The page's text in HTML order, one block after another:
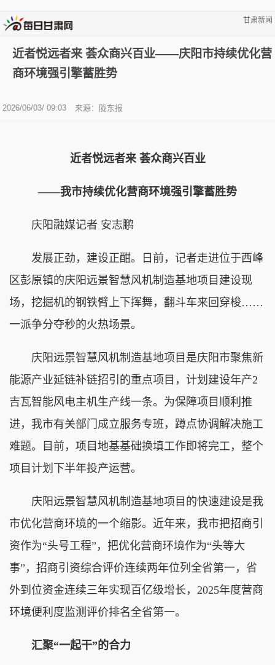
甘肃新闻
近者悦远者来 荟众商兴百业——庆阳市持续优化营
商环境强引擎蓄胜势
2026/06/03/ 09:03 来源：陇东报
近者悦远者来 荟众商兴百业
——我市持续优化营商环境强引擎蓄胜势
庆阳融媒记者 安志鹏
发展正劲，建设正酣。日前，记者走进位于西峰
区彭原镇的庆阳远景智慧风机制造基地项目建设现
场，挖掘机的钢铁臂上下挥舞，翻斗车来回穿梭……
一派争分夺秒的火热场景。
庆阳远景智慧风机制造基地项目是庆阳市聚焦新
能源产业延链补链招引的重点项目，计划建设年产2
吉瓦智能风电主机生产线一条。为保障项目顺利推
进，我市有关部门成立服务专班，蹲点协调解决施工
难题。目前，项目地基基础换填工作即将完工，整个
项目计划下半年投产运营。
庆阳远景智慧风机制造基地项目的快速建设是我
市优化营商环境的一个缩影。近年来，我市把招商引
资作为“头号工程”，把优化营商环境作为“头等大
事”，招商引资综合评价连续两年位列全省第一，省
外到位资金连续三年实现百亿级增长，2025年度营商
环境便利度监测评价排名全省第一。
汇聚“一起干”的合力